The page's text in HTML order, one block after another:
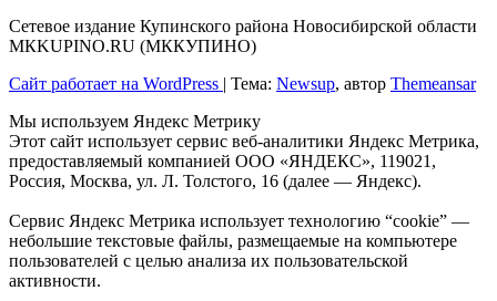
Сетевое издание Купинского района Новосибирской области
МКKUPINO.RU (МККУПИНО)
Сайт работает на WordPress
Тема: Newsup, автор Themeansar
Мы используем Яндекс Метрику
Этот сайт использует сервис веб-аналитики Яндекс Метрика,
предоставляемый компанией ООО «ЯНДЕКС», 119021,
Россия, Москва, ул. Л. Толстого, 16 (далее — Яндекс).
Сервис Яндекс Метрика использует технологию “cookie” —
небольшие текстовые файлы, размещаемые на компьютере
пользователей с целью анализа их пользовательской
активности.